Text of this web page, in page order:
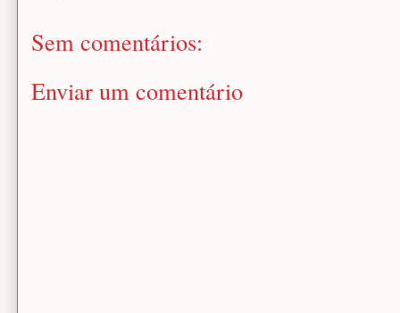
Sem comentários:
Enviar um comentário